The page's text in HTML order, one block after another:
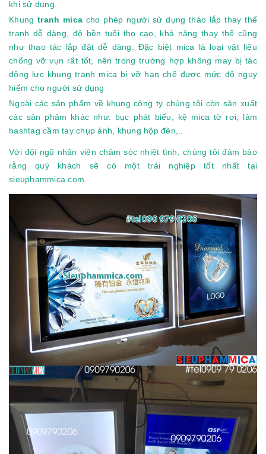
khi sử dụng.
Khung tranh mica cho phép người sử dụng tháo lắp thay thế
tranh dễ dàng, độ bền tuổi thọ cao, khả năng thay thế cũng
như thao tác lắp đặt dễ dàng. Đặc biệt mica là loại vật liệu
chống vỡ vụn rất tốt, nên trong trường hợp không may bị tác
động lực khung tranh mica bị vỡ hạn chế được mức độ nguy
hiểm cho người sử dụng
Ngoài các sản phẩm về khung công ty chúng tôi còn sản xuất
các sản phảm khác như: bục phát biểu, kệ mica tờ rơi, làm
hashtag cầm tay chụp ảnh, khung hộp đèn,..
Với đội ngũ nhân viên chăm sóc nhiệt tình, chúng tôi đảm bảo
rằng quý khách sẽ có một trải nghiệp tốt nhất tại
sieuphammica.com.